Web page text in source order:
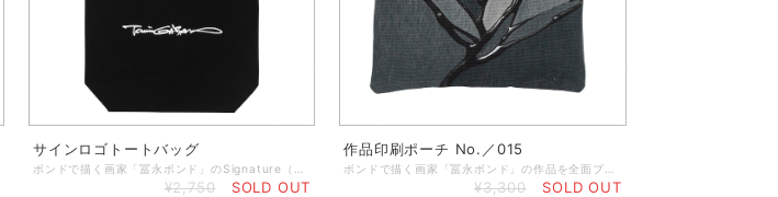
サインロゴトートバッグ
¥2,750 SOLD OUT
作品印刷ポーチ No.／015
¥3,300 SOLD OUT